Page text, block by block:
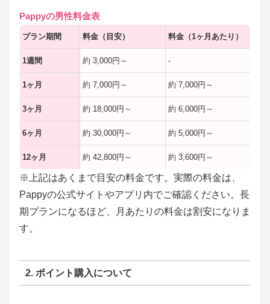
Pappyの男性料金表
プラン期間 料金（目安） 料金（1ヶ月あたり）
1週間 約 3,000円～ -
1ヶ月 約 7,000円～ 約 7,000円～
3ヶ月 約 18,000円～ 約 6,000円～
6ヶ月 約 30,000円～ 約 5,000円～
12ヶ月 約 42,800円～ 約 3,600円～
※上記はあくまで目安の料金です。実際の料金は、
Pappyの公式サイトやアプリ内でご確認ください。長
期プランになるほど、月あたりの料金は割安になりま
す。
2. ポイント購入について